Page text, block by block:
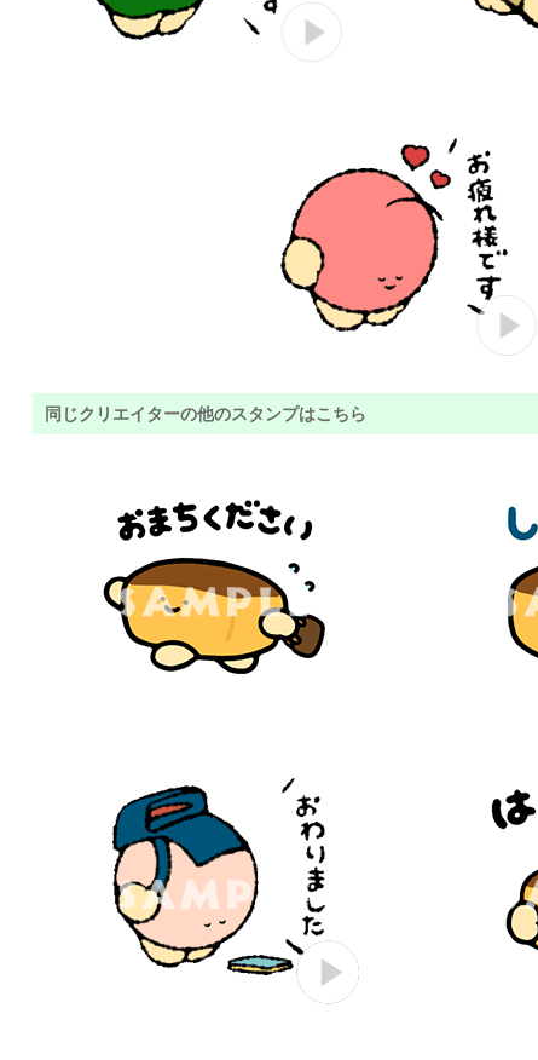
同じクリエイターの他のスタンプはこちら